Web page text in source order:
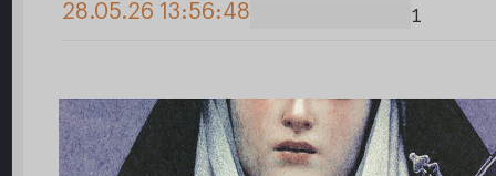
1
28.05.26 13:56:48